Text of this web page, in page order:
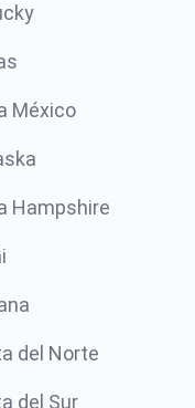
México
Hampshire
del Norte
del Sur